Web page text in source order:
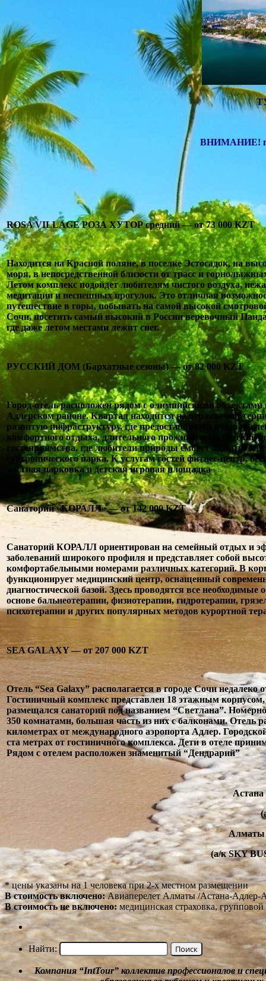
ВНИМАНИЕ!
ROSA VILLAGE РОЗА ХУТОР средний — от 73 000 KZT
Находится на Красной поляне, в поселке Эстосадок, на
моря, в непосредственной близости от трасс и
Летом комплекс подойдет любителям чистого воздуха,
медитации и неспешных прогулок. Это отличная
путешествие в горы, побывать на самой высокой
Сочи, посетить самый высокий в России веревочный
где даже летом местами лежит снег.
РУССКИЙ ДОМ (Бархатные сезоны) — от 82 000 KZT
Город-отель расположен рядом с олимпийскими объектами
Адлерском районе. Квартал находится на охраняемой
развитую инфраструктуру, где предоставляется полный
комфортного отдыха, длительного проживания. «Русский
гостеприимства, где любители природы смогут оценить
субтропического парка. К услугам гостей фитнес-центр,
частная парковка и детская игровая площадка
Санаторий «КОРАЛЛ» — от 142 000 KZT
Санаторий КОРАЛЛ ориентирован на семейный отдых и
заболеваний широкого профиля и представляет собой
комфортабельными номерами различных категорий. В
функционирует медицинский центр, оснащенный
диагностической базой. Здесь проводятся все
основе бальнеотерапии, физиотерапии, гидротерапии,
психотерапии и других популярных методов курортной
SEA GALAXY — от 207 000 KZT
Отель “Sea Galaxy” располагается в городе Сочи недалеко
Гостиничный комплекс представлен 18 этажным
размещался санаторий под названием “Светлана”.
350 комнатами, большая часть из них с балконами. Отель
километрах от международного аэропорта Адлер.
ста метрах от гостиничного комплекса. Дети в отеле
Рядом с отелем расположен знаменитый “Дендрарий”
(а/к SKY
* цены указаны на 1 человека при 2-х местном размещении
В стоимостьвключено:Авиаперелет Алматы /Астана-Адлер-
В стоимость не включено: медицинская страховка, групповой
Найти:
Компания“IntTour” коллектив профессионалов и